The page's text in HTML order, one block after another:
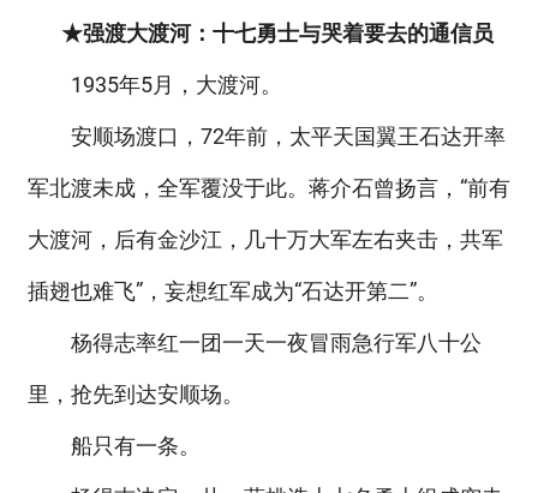
★强渡大渡河：十七勇士与哭着要去的通信员
1935年5月，大渡河。
安顺场渡口，72年前，太平天国翼王石达开率
军北渡未成，全军覆没于此。蒋介石曾扬言，“前有
大渡河，后有金沙江，几十万大军左右夹击，共军
插翅也难飞”，妄想红军成为“石达开第二”。
杨得志率红一团一天一夜冒雨急行军八十公
里，抢先到达安顺场。
船只有一条。